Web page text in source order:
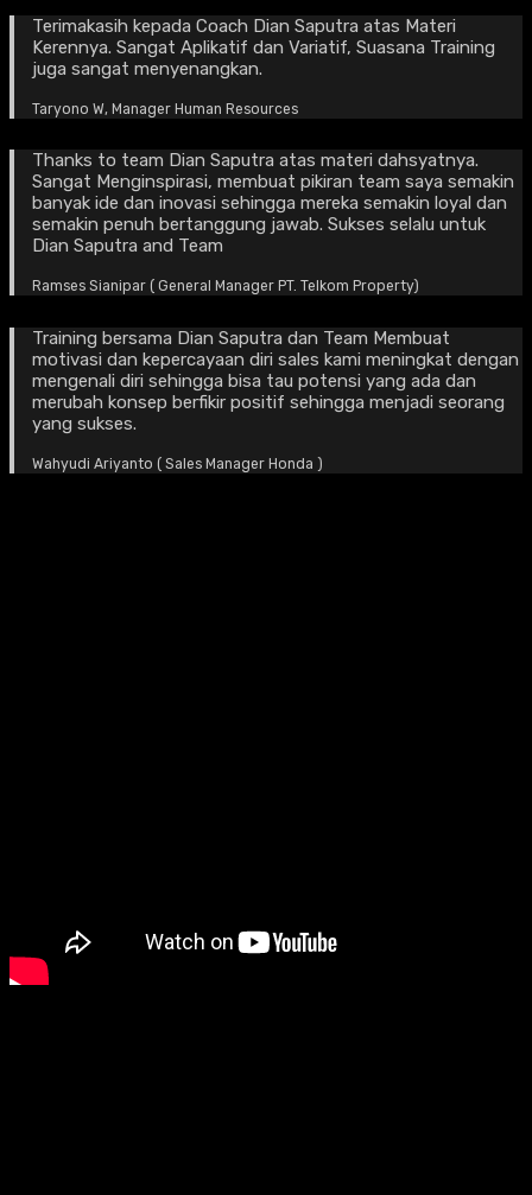
Terimakasih kepada Coach Dian Saputra atas Materi
Kerennya. Sangat Aplikatif dan Variatif, Suasana Training
juga sangat menyenangkan.
Taryono W, Manager Human Resources
Thanks to team Dian Saputra atas materi dahsyatnya.
Sangat Menginspirasi, membuat pikiran team saya semakin
banyak ide dan inovasi sehingga mereka semakin loyal dan
semakin penuh bertanggung jawab. Sukses selalu untuk
Dian Saputra and Team
Ramses Sianipar ( General Manager PT. Telkom Property)
Training bersama Dian Saputra dan Team Membuat
motivasi dan kepercayaan diri sales kami meningkat dengan
mengenali diri sehingga bisa tau potensi yang ada dan
merubah konsep berfikir positif sehingga menjadi seorang
yang sukses.
Wahyudi Ariyanto ( Sales Manager Honda )